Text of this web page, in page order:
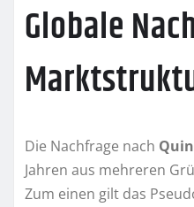
Globale
Die Nachfrage nach
Jahren aus mehreren
Zum einen gilt das